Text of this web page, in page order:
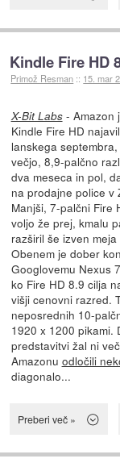
Kindle Fire HD
Primož Resman :: 15. mar
X-Bit Labs- Amazon
Kindle Fire HD
lanskega
večjo, 8,9-palčno
dva meseca in pol,
na prodajne police v
Manjši, 7-palčni Fire
voljo že prej, kmalu
razširil še izven meja
Obenem je dober
Googlovemu Nexus
ko Fire HD 8.9 cilja
višji cenovni razred.
neposrednih 10-
1920 x 1200 pikami.
predstavitvi žal ni
Amazonu odločili
diagonalo...
Preberi več »